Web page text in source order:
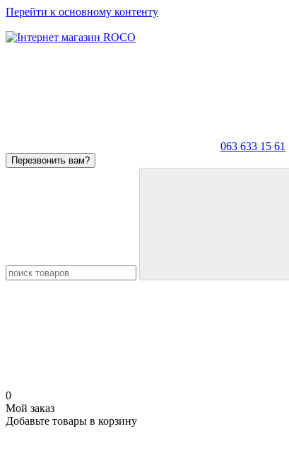
Перейти к основному контенту
063 633 15 61
Перезвонить вам?
0
Мой заказ
Добавьте товары в корзину